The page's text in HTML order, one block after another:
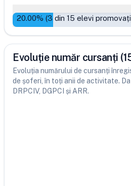
20.00% (3 din 15 elevi
Evoluție număr cursanți
Evoluția numărului de cursanți
de șoferi, în toți anii de activitate.
DRPCIV, DGPCI și ARR.